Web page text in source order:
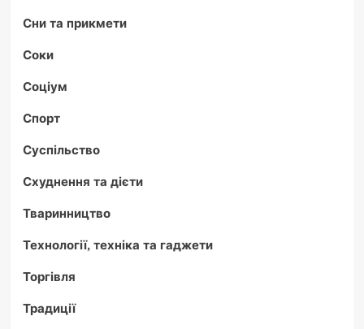
Сни та прикмети
Соки
Соціум
Спорт
Суспільство
Схуднення та дієти
Тваринництво
Технології, техніка та гаджети
Торгівля
Традиції